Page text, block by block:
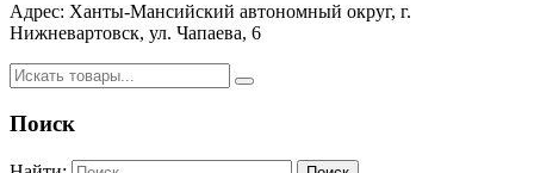
Адрес: Ханты-Мансийский автономный округ, г.
Нижневартовск, ул. Чапаева, 6
Поиск